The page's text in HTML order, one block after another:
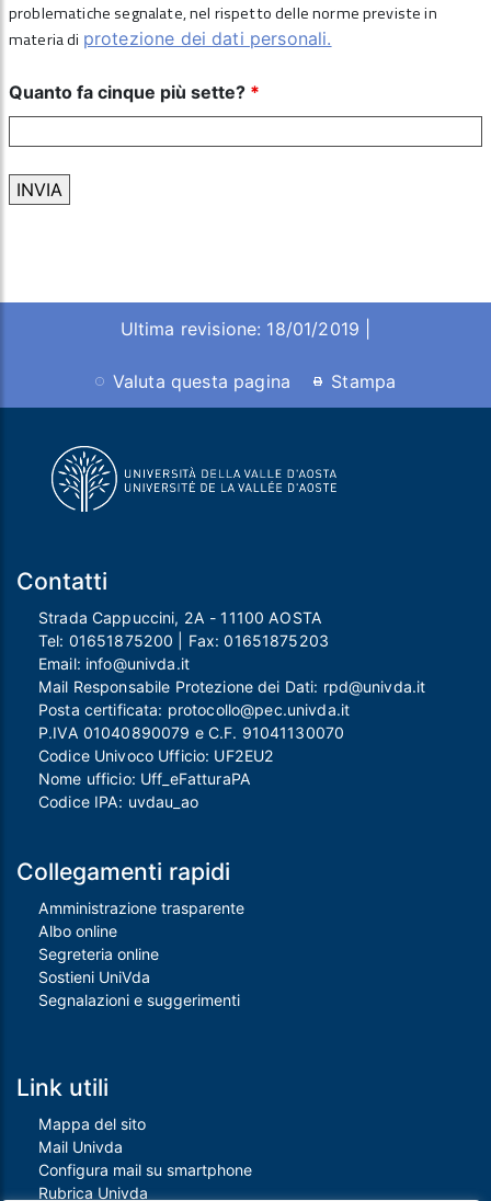
problematiche segnalate, nel rispetto delle norme previste in
materia di protezione dei dati personali.
Quanto fa cinque più sette? *
Ultima revisione: 18/01/2019 |
Valuta questa pagina Stampa
Contatti
Strada Cappuccini, 2A - 11100 AOSTA
Tel: 01651875200 | Fax:01651875203
Email: info@univda.it
Mail Responsabile Protezione dei Dati: rpd@univda.it
Posta certificata: protocollo@pec.univda.it
P.IVA 01040890079 e C.F. 91041130070
Codice Univoco Ufficio: UF2EU2
Nome ufficio: Uff_eFatturaPA
Codice IPA: uvdau_ao
Collegamenti rapidi
Amministrazione trasparente
Albo online
Segreteria online
Sostieni UniVda
Segnalazioni e suggerimenti
Link utili
Mappa del sito
Mail Univda
Configura mail su smartphone
Rubrica Univda